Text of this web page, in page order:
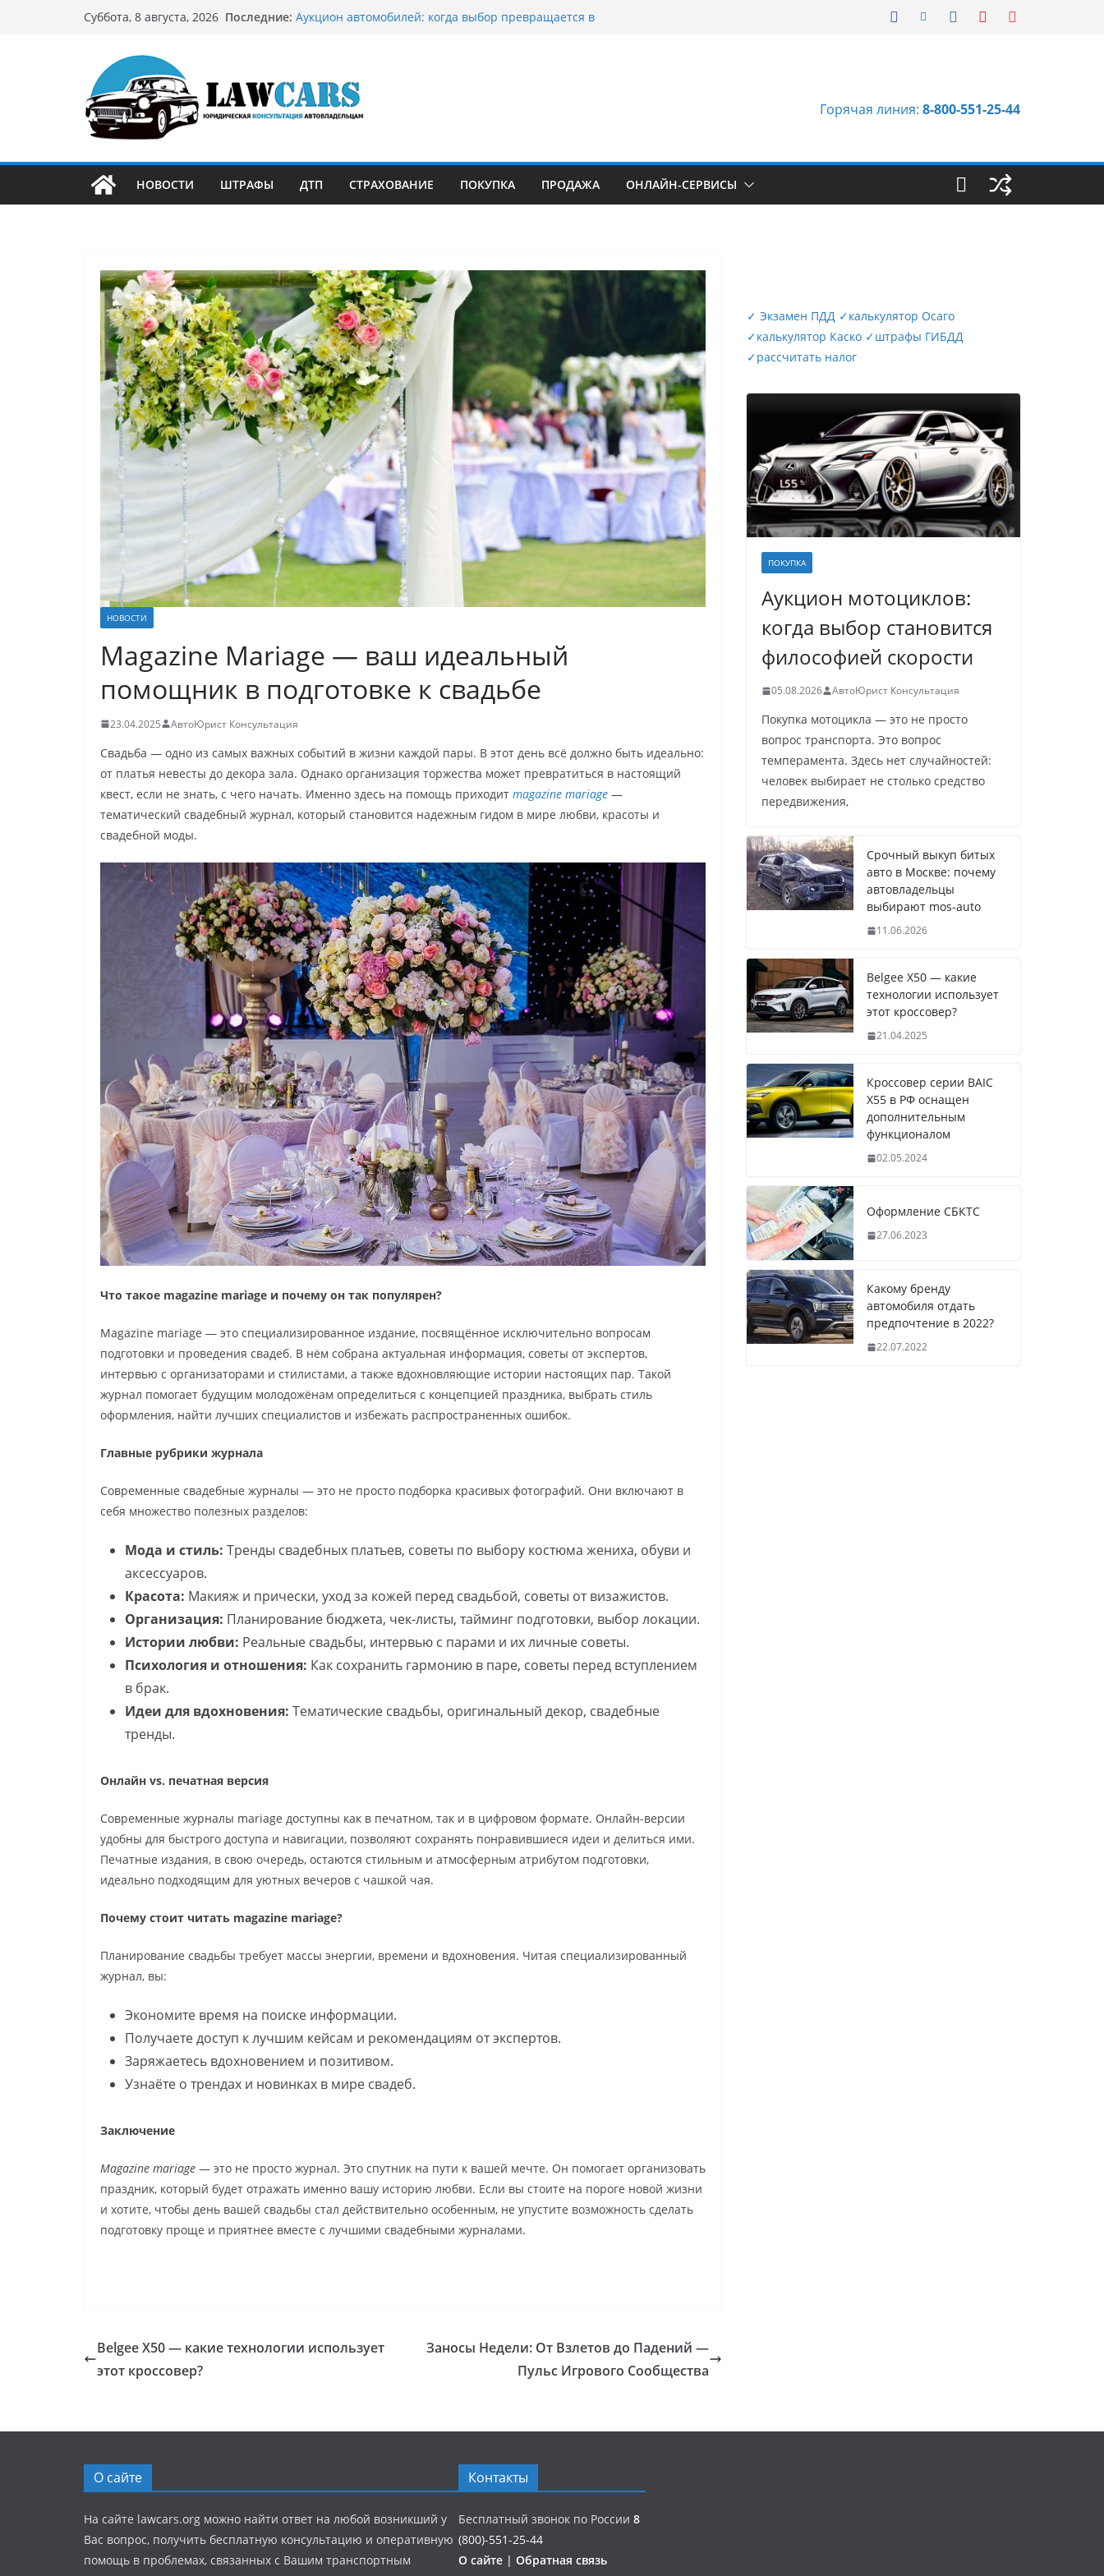
Суббота, 8 августа, 2026 Последние: Аукцион автомобилей: когда выбор превращается в
Срочный выкуп битых авто в Москве: почему
автовладельцы выбирают mos-auto
Бриллиантовые серьги: вечная классика или
может подойти
Горячая линия: 8-800-551-25-44
НОВОСТИ ШТРАФЫ ДТП СТРАХОВАНИЕ ПОКУПКА ПРОДАЖА ОНЛАЙН-СЕРВИСЫ
НОВОСТИ
Magazine Mariage — ваш идеальный
помощник в подготовке к свадьбе
23.04.2025 АвтоЮрист Консультация
Свадьба — одно из самых важных событий в жизни каждой пары. В этот день всё должно быть идеально:
от платья невесты до декора зала. Однако организация торжества может превратиться в настоящий
квест, если не знать, с чего начать. Именно здесь на помощь приходит magazine mariage —
тематический свадебный журнал, который становится надежным гидом в мире любви, красоты и
свадебной моды.
Что такое magazine mariage и почему он так популярен?
Magazine mariage — это специализированное издание, посвящённое исключительно вопросам
подготовки и проведения свадеб. В нём собрана актуальная информация, советы от экспертов,
интервью с организаторами и стилистами, а также вдохновляющие истории настоящих пар. Такой
журнал помогает будущим молодожёнам определиться с концепцией праздника, выбрать стиль
оформления, найти лучших специалистов и избежать распространенных ошибок.
Главные рубрики журнала
Современные свадебные журналы — это не просто подборка красивых фотографий. Они включают в
себя множество полезных разделов:
Мода и стиль: Тренды свадебных платьев, советы по выбору костюма жениха, обуви и
аксессуаров.
Красота: Макияж и прически, уход за кожей перед свадьбой, советы от визажистов.
Организация: Планирование бюджета, чек-листы, тайминг подготовки, выбор локации.
Истории любви: Реальные свадьбы, интервью с парами и их личные советы.
Психология и отношения: Как сохранить гармонию в паре, советы перед вступлением
в брак.
Идеи для вдохновения: Тематические свадьбы, оригинальный декор, свадебные
тренды.
Онлайн vs. печатная версия
Современные журналы mariage доступны как в печатном, так и в цифровом формате. Онлайн-версии
удобны для быстрого доступа и навигации, позволяют сохранять понравившиеся идеи и делиться ими.
Печатные издания, в свою очередь, остаются стильным и атмосферным атрибутом подготовки,
идеально подходящим для уютных вечеров с чашкой чая.
Почему стоит читать magazine mariage?
Планирование свадьбы требует массы энергии, времени и вдохновения. Читая специализированный
журнал, вы:
Экономите время на поиске информации.
Получаете доступ к лучшим кейсам и рекомендациям от экспертов.
Заряжаетесь вдохновением и позитивом.
Узнаёте о трендах и новинках в мире свадеб.
Заключение
Magazine mariage — это не просто журнал. Это спутник на пути к вашей мечте. Он помогает организовать
праздник, который будет отражать именно вашу историю любви. Если вы стоите на пороге новой жизни
и хотите, чтобы день вашей свадьбы стал действительно особенным, не упустите возможность сделать
подготовку проще и приятнее вместе с лучшими свадебными журналами.
Belgee X50 — какие технологии использует
этот кроссовер?
Заносы Недели: От Взлетов до Падений —
Пульс Игрового Сообщества
✓ Экзамен ПДД ✓калькулятор Осаго
✓калькулятор Каско ✓штрафы ГИБДД
✓рассчитать налог
ПОКУПКА
Аукцион мотоциклов:
когда выбор становится
философией скорости
05.08.2026 АвтоЮрист Консультация
Покупка мотоцикла — это не просто
вопрос транспорта. Это вопрос
темперамента. Здесь нет случайностей:
человек выбирает не столько средство
передвижения,
Срочный выкуп битых
авто в Москве: почему
автовладельцы
выбирают mos-auto
11.06.2026
Belgee X50 — какие
технологии использует
этот кроссовер?
21.04.2025
Кроссовер серии BAIC
X55 в РФ оснащен
дополнительным
функционалом
02.05.2024
Оформление СБКТС
27.06.2023
Какому бренду
автомобиля отдать
предпочтение в 2022?
22.07.2022
О сайте
На сайте lawcars.org можно найти ответ на любой возникший у
Вас вопрос, получить бесплатную консультацию и оперативную
помощь в проблемах, связанных с Вашим транспортным
Контакты
Бесплатный звонок по России 8
(800)-551-25-44
О сайте | Обратная связь